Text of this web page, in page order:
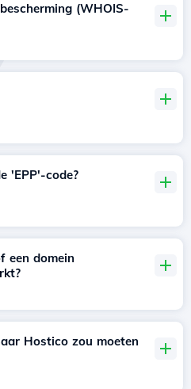
(WHOIS-
'EPP'-code?
een domein
Hostico zou moeten